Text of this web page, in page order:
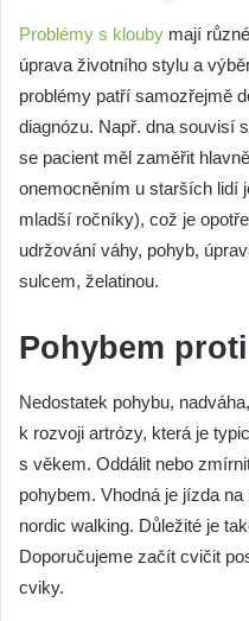
Problémy s klouby mají
úprava životního stylu a
problémy patří samozřejmě
diagnózu. Např. dna souvisí
se pacient měl zaměřit
onemocněním u starších lidí
mladší ročníky), což je
udržování váhy, pohyb,
sulcem, želatinou.
Pohybem
Nedostatek pohybu,
k rozvoji artrózy, která je
s věkem. Oddálit nebo
pohybem. Vhodná je jízda
nordic walking. Důležité je
Doporučujeme začít cvičit
cviky.